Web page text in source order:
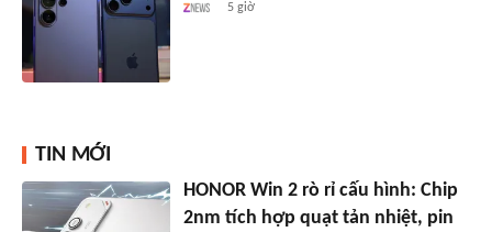
5 giờ
TIN MỚI
HONOR Win 2 rò rỉ cấu hình: Chip
2nm tích hợp quạt tản nhiệt, pin